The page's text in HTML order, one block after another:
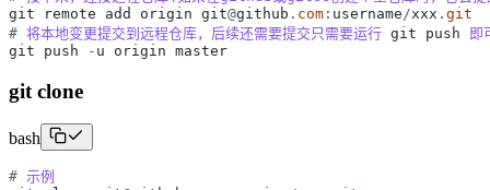
git
remote add origin git@github . com : username /xxx . git
# 将本地变更提交到远程仓库，后续还需要提交只需要运行 git push
即
git
push - u origin master
git clone
bash
# 示例